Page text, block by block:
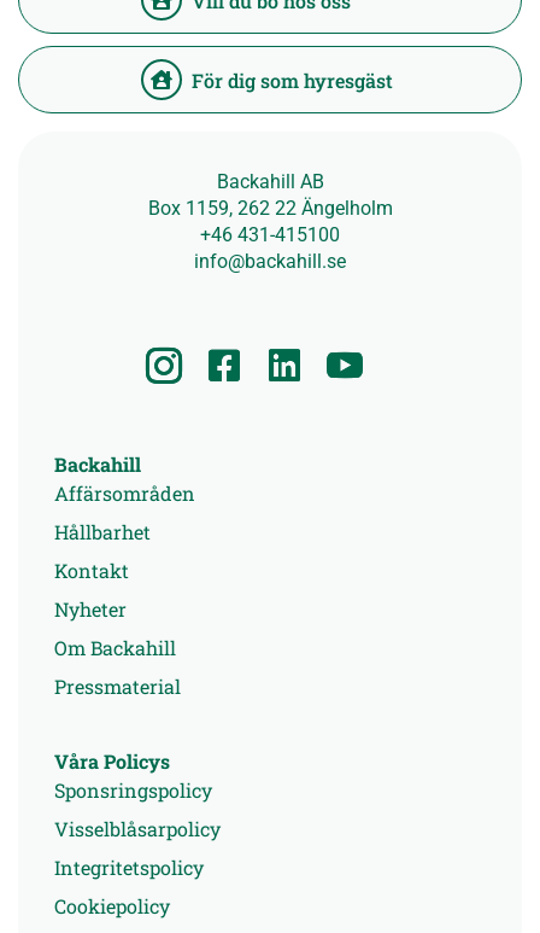
För dig som hyresgäst
Backahill AB
Box 1159, 262 22 Ängelholm
+46 431-415100
info@backahill.se
Backahill
Affärsområden
Hållbarhet
Kontakt
Nyheter
Om Backahill
Pressmaterial
Våra Policys
Sponsringspolicy
Visselblåsarpolicy
Integritetspolicy
Cookiepolicy